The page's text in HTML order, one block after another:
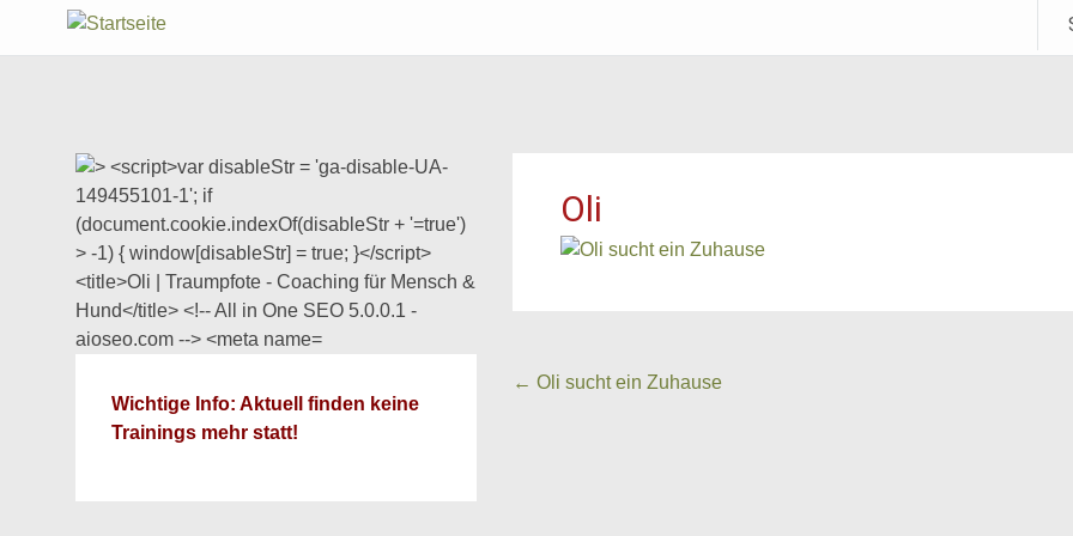
Oli
Beitrags
← Oli sucht ein Zuhause
Wichtige Info: Aktuell finden keine
Trainings mehr statt!